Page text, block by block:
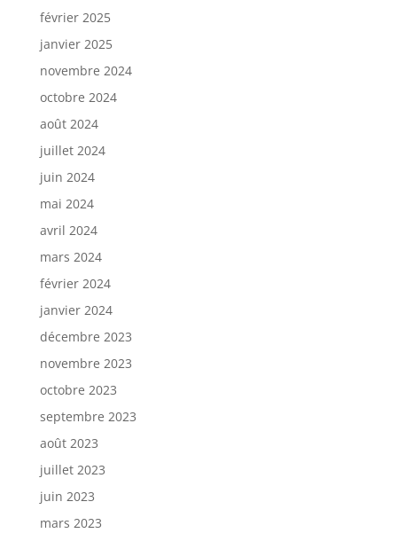
février 2025
janvier 2025
novembre 2024
octobre 2024
août 2024
juillet 2024
juin 2024
mai 2024
avril 2024
mars 2024
février 2024
janvier 2024
décembre 2023
novembre 2023
octobre 2023
septembre 2023
août 2023
juillet 2023
juin 2023
mars 2023